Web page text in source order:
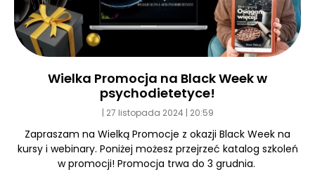
Wielka Promocja na Black Week w
psychodietetyce!
27 listopada 2024 20:59
Zapraszam na Wielką Promocje z okazji Black Week na
kursy i webinary. Poniżej możesz przejrzeć katalog szkoleń
w promocji! Promocja trwa do 3 grudnia.